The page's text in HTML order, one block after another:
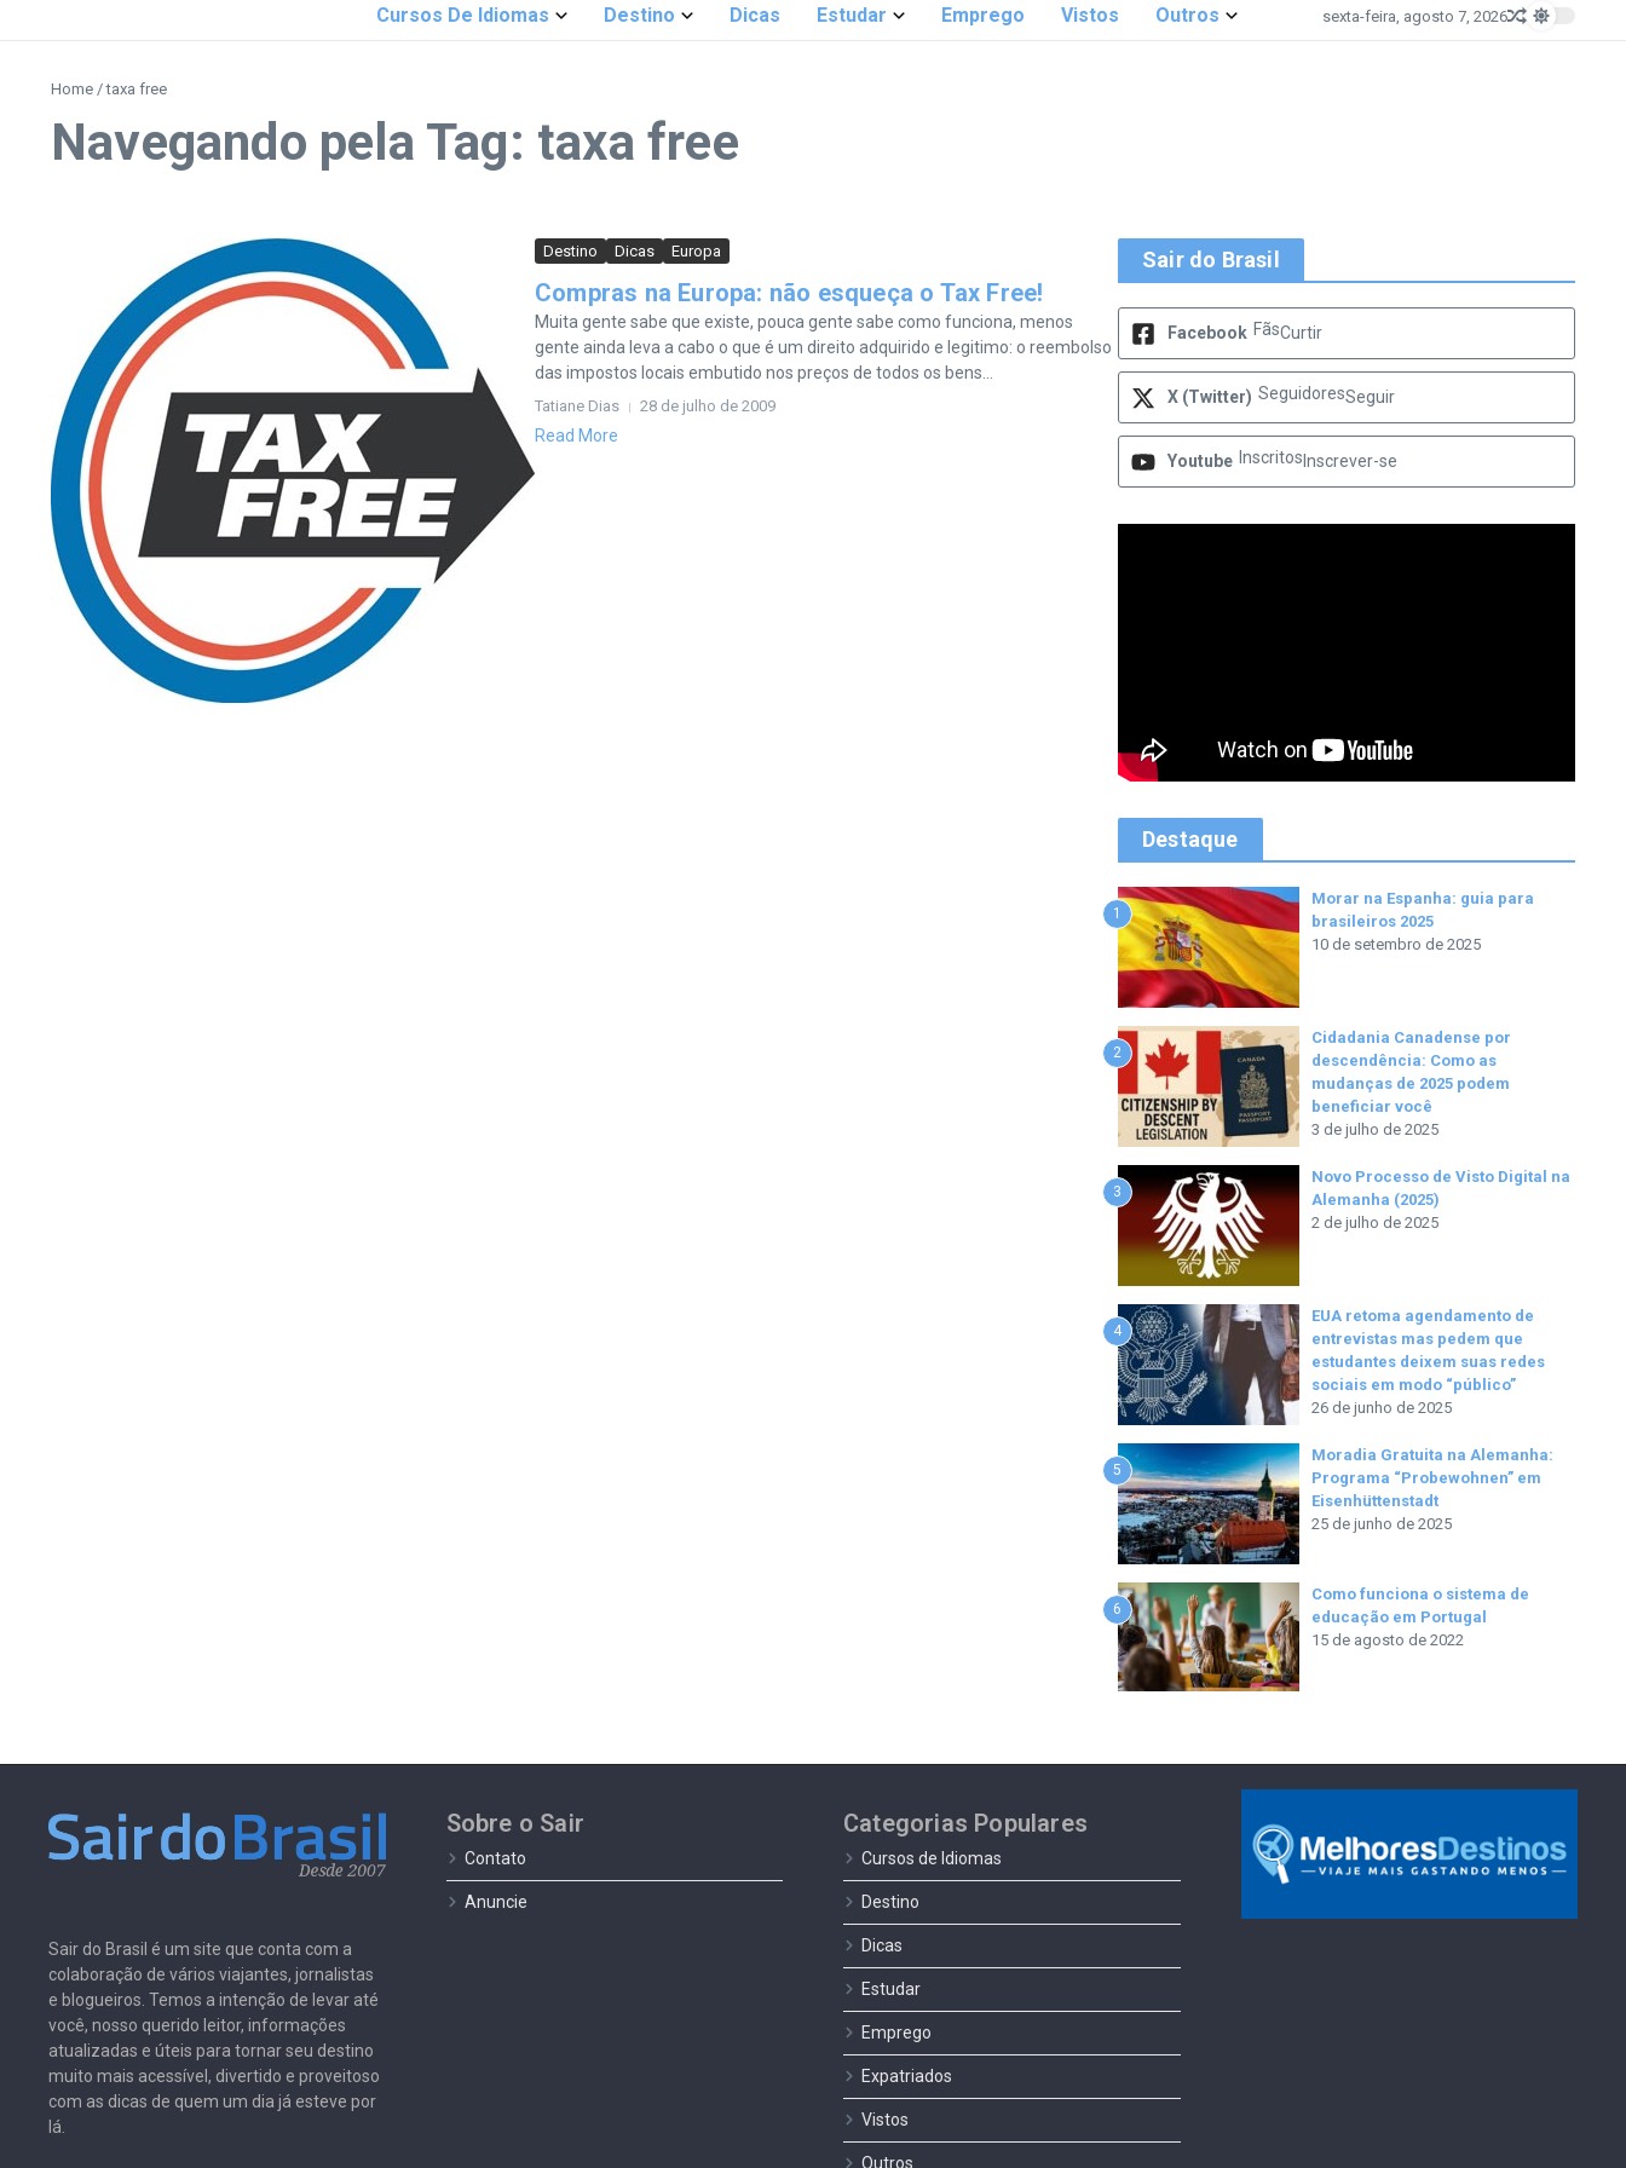
Cursos De Idiomas Destino Dicas Estudar Emprego Vistos Outros sexta-feira, agosto 7, 2026
Home /taxa free
Navegando pela Tag: taxa free
Destino Dicas Europa
Compras na Europa: não esqueça o Tax Free!
Muita gente sabe que existe, pouca gente sabe como funciona, menos
gente ainda leva a cabo o que é um direito adquirido e legitimo: o reembolso
das impostos locais embutido nos preços de todos os bens...
Tatiane Dias 28 de julho de 2009
Read More
Sair do Brasil
Facebook FãsCurtir
X (Twitter) SeguidoresSeguir
Youtube Inscritos Inscrever-se
Destaque
1
Morar na Espanha: guia para
brasileiros 2025
10 de setembro de 2025
2
Cidadania Canadense por
descendência: Como as
mudanças de 2025 podem
beneficiar você
3 de julho de 2025
3
Novo Processo de Visto Digital na
Alemanha (2025)
2 de julho de 2025
4
EUA retoma agendamento de
entrevistas mas pedem que
estudantes deixem suas redes
sociais em modo “público”
26 de junho de 2025
5
Moradia Gratuita na Alemanha:
Programa “Probewohnen” em
Eisenhüttenstadt
25 de junho de 2025
6
Como funciona o sistema de
educação em Portugal
15 de agosto de 2022
Sair do Brasil é um site que conta com a
colaboração de vários viajantes, jornalistas
e blogueiros. Temos a intenção de levar até
você, nosso querido leitor, informações
atualizadas e úteis para tornar seu destino
muito mais acessível, divertido e proveitoso
com as dicas de quem um dia já esteve por
lá.
Sobre o Sair
Contato
Anuncie
Categorias Populares
Cursos de Idiomas
Destino
Dicas
Estudar
Emprego
Expatriados
Vistos
Outros